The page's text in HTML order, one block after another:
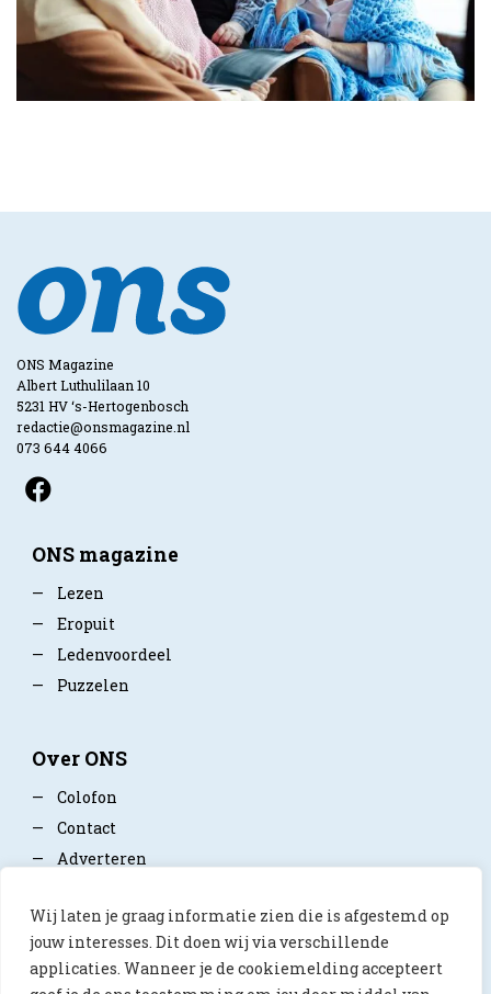
Wij laten je graag informatie zien die is afgestemd op
jouw interesses. Dit doen wij via verschillende
applicaties. Wanneer je de cookiemelding accepteert
ONS Magazine
Albert Luthulilaan 10
5231 HV ‘s-Hertogenbosch
redactie@onsmagazine.nl
073 644 4066
ONS magazine
—
Lezen
—
Eropuit
—
Ledenvoordeel
—
Puzzelen
Over ONS
—
Colofon
—
Contact
—
Adverteren
—Privacy policy